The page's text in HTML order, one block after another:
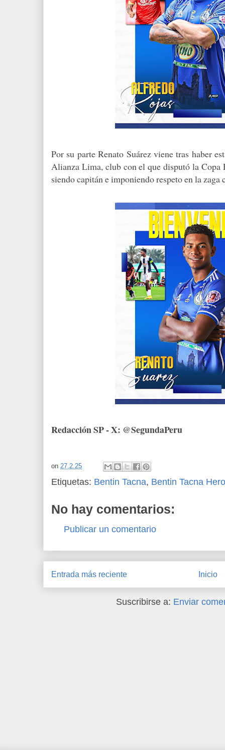
Por su parte Renato Suárez viene tras haber
Alianza Lima, club con el que disputó la Copa
siendo capitán e imponiendo respeto en la zaga
Redacción SP - X: @SegundaPeru
on 27.2.25
Etiquetas: Bentin Tacna, Bentin Tacna
No hay comentarios:
Publicar un comentario
Entrada más reciente Inicio
Suscribirse a: Enviar